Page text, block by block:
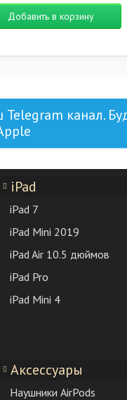
Добавить в корзину
канал.
iPad
iPad 7
iPad Mini 2019
iPad Air 10.5 дюймов
iPad Pro
iPad Mini 4
Аксессуары
Наушники AirPods